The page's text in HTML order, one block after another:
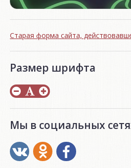
Старая форма сайта,
Размер шрифта
Мы в социальных